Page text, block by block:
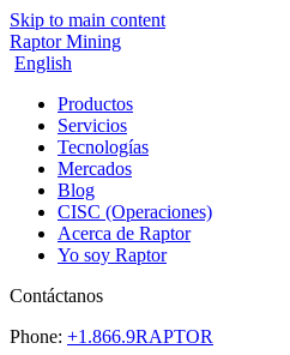
Skip to main content
Raptor Mining
English
Productos
Servicios
Tecnologías
Mercados
Blog
CISC (Operaciones)
Acerca de Raptor
Yo soy Raptor
Contáctanos
Phone: +1.866.9RAPTOR